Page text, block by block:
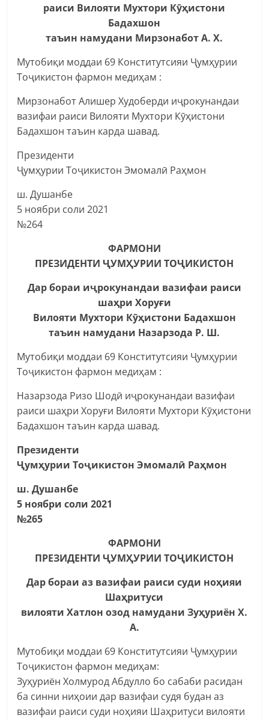
раиси Вилояти Мухтори Кӯҳистони
Бадахшон
таъин намудани Мирзонабот А. Х.
Мутобиқи моддаи 69 Конститутсияи Ҷумҳурии
Тоҷикистон фармон медиҳам :
Мирзонабот Алишер Худоберди иҷрокунандаи
вазифаи раиси Вилояти Мухтори Кӯҳистони
Бадахшон таъин карда шавад.
Президенти
Ҷумҳурии Тоҷикистон Эмомалӣ Раҳмон
ш. Душанбе
5 ноябри соли 2021
№264
ФАРМОНИ
ПРЕЗИДЕНТИ ҶУМҲУРИИ ТОҶИКИСТОН
Дар бораи иҷрокунандаи вазифаи раиси
шаҳри Хоруғи
Вилояти Мухтори Кӯҳистони Бадахшон
таъин намудани Назарзода Р. Ш.
Мутобиқи моддаи 69 Конститутсияи Ҷумҳурии
Тоҷикистон фармон медиҳам :
Назарзода Ризо Шодӣ иҷрокунандаи вазифаи
раиси шаҳри Хоруғи Вилояти Мухтори Кӯҳистони
Бадахшон таъин карда шавад.
Президенти
Ҷумҳурии Тоҷикистон Эмомалӣ Раҳмон
ш. Душанбе
5 ноябри соли 2021
№265
ФАРМОНИ
ПРЕЗИДЕНТИ ҶУМҲУРИИ ТОҶИКИСТОН
Дар бораи аз вазифаи раиси суди ноҳияи
Шаҳритуси
вилояти Хатлон озод намудани Зуҳуриён Х.
А.
Мутобиқи моддаи 69 Конститутсияи Ҷумҳурии
Тоҷикистон фармон медиҳам:
Зуҳуриён Холмурод Абдулло бо сабаби расидан
ба синни ниҳоии дар вазифаи судя будан аз
вазифаи раиси суди ноҳияи Шаҳритуси вилояти